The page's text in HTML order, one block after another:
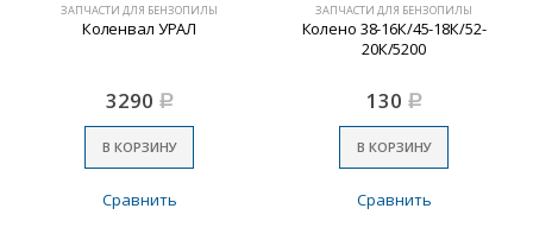
ЗАПЧАСТИ ДЛЯ БЕНЗОПИЛЫ
Коленвал УРАЛ
3290 Р
В КОРЗИНУ
Сравнить
ЗАПЧАСТИ ДЛЯ БЕНЗОПИЛЫ
Колено 38-16К/45-18К/52-
20К/5200
130 Р
В КОРЗИНУ
Сравнить